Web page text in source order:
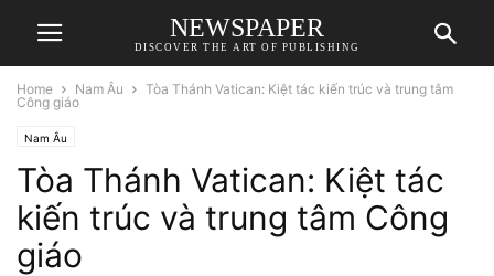
NEWSPAPER
DISCOVER THE ART OF PUBLISHING
Home Nam Âu
Tòa Thánh Vatican: Kiệt tác kiến trúc và trung tâm
Công giáo
Nam Âu
Tòa Thánh Vatican: Kiệt tác
kiến trúc và trung tâm Công
giáo